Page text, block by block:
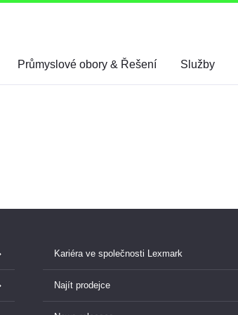
Průmyslové obory & Řešení Služby
Kariéra ve společnosti Lexmark
Najít prodejce